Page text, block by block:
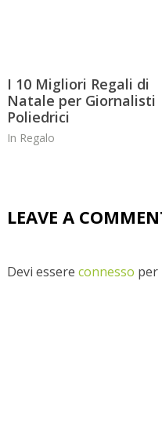
I 10 Migliori Regali di
Natale per Giornalisti
Poliedrici
In Regalo
LEAVE A
Devi essere connesso per